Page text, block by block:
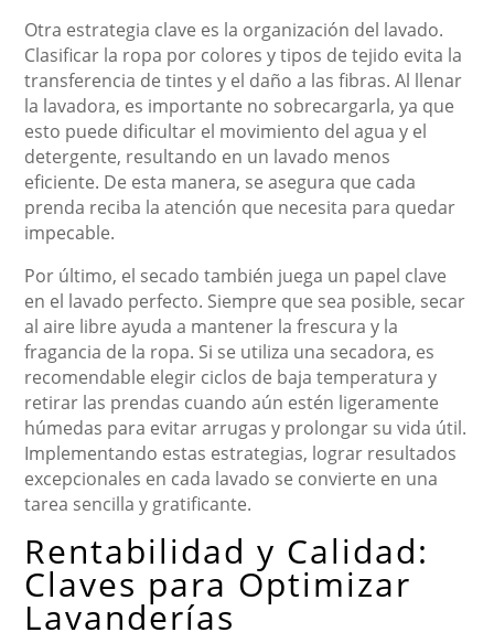
Otra estrategia clave es la organización del lavado.
Clasificar la ropa por colores y tipos de tejido evita la
transferencia de tintes y el daño a las fibras. Al llenar
la lavadora, es importante no sobrecargarla, ya que
esto puede dificultar el movimiento del agua y el
detergente, resultando en un lavado menos
eficiente. De esta manera, se asegura que cada
prenda reciba la atención que necesita para quedar
impecable.
Por último, el secado también juega un papel clave
en el lavado perfecto. Siempre que sea posible, secar
al aire libre ayuda a mantener la frescura y la
fragancia de la ropa. Si se utiliza una secadora, es
recomendable elegir ciclos de baja temperatura y
retirar las prendas cuando aún estén ligeramente
húmedas para evitar arrugas y prolongar su vida útil.
Implementando estas estrategias, lograr resultados
excepcionales en cada lavado se convierte en una
tarea sencilla y gratificante.
Rentabilidad y Calidad:
Claves para Optimizar
Lavanderías